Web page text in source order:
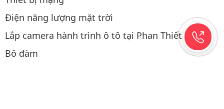
Điện năng lượng mặt trời
Lắp camera hành trình ô tô tại Phan Thiết
Bộ đàm